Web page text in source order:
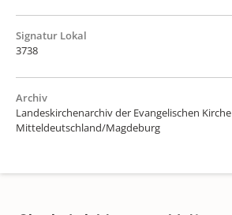
Signatur Lokal
3738
Archiv
Landeskirchenarchiv der Evangelischen Kirche
Mitteldeutschland/Magdeburg